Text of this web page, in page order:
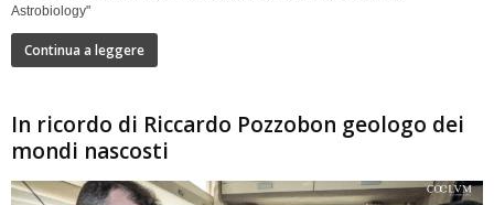
Astrobiology"
Continua a leggere
In ricordo di Riccardo Pozzobon geologo dei
mondi nascosti